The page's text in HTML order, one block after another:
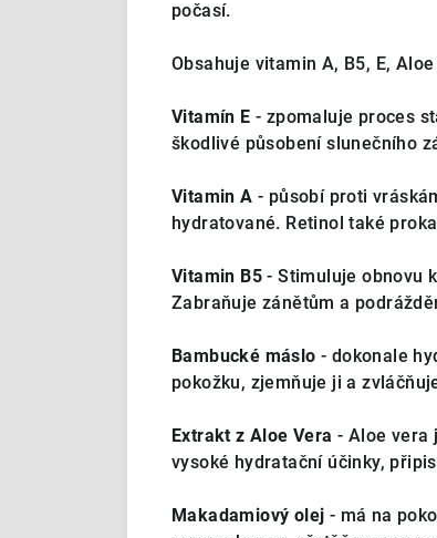
počasí.
Obsahuje vitamin A, B5, E,
Vitamín E - zpomaluje proces
škodlivé působení slunečního
Vitamin A - působí proti
hydratované. Retinol také
Vitamin B5 - Stimuluje obnovu
Zabraňuje zánětům a
Bambucké máslo - dokonale
pokožku, zjemňuje ji a
Extrakt z Aloe Vera - Aloe vera
vysoké hydratační účinky,
Makadamiový olej - má na